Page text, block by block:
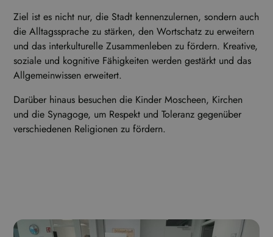
Ziel ist es nicht nur, die Stadt kennenzulernen, sondern auch
die Alltagssprache zu stärken, den Wortschatz zu erweitern
und das interkulturelle Zusammenleben zu fördern. Kreative,
soziale und kognitive Fähigkeiten werden gestärkt und das
Allgemeinwissen erweitert.
Darüber hinaus besuchen die Kinder Moscheen, Kirchen
und die Synagoge, um Respekt und Toleranz gegenüber
verschiedenen Religionen zu fördern.